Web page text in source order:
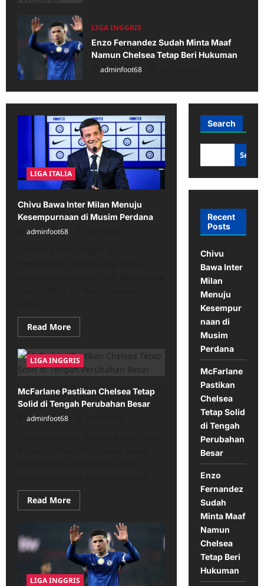
LIGA INGGRIS
Enzo Fernandez Sudah Minta Maaf
Namun Chelsea Tetap Beri Hukuman
adminfoot68
LIGA ITALIA
Chivu Bawa Inter Milan Menuju
Kesempurnaan di Musim Perdana
adminfoot68
Read MoreRead
more
Chivu
Bawa
Inter
Milan
Kesempurnaan
di
Musim
LIGA INGGRIS
McFarlane Pastikan Chelsea Tetap
Solid di Tengah Perubahan Besar
adminfoot68
Read MoreRead
more
McFarlane
Pastikan
Chelsea
Tetap
Solid
di
Tengah
Perubahan
LIGA INGGRIS
Search
Recent
Posts
Chivu
Bawa Inter
Milan
Menuju
Kesempur
naan di
Musim
Perdana
McFarlane
Pastikan
Chelsea
Tetap Solid
di Tengah
Perubahan
Besar
Enzo
Fernandez
Sudah
Minta Maaf
Namun
Chelsea
Tetap Beri
Hukuman